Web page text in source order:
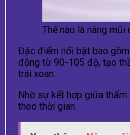
Thế nào là nâng
Đặc điểm nổi bật bao
động từ 90-105 độ, tạo
trái xoan.
Nhờ sự kết hợp giữa thẩm
theo thời gian.